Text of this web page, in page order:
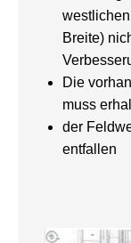
Breite)
Die
muss
der
entfallen